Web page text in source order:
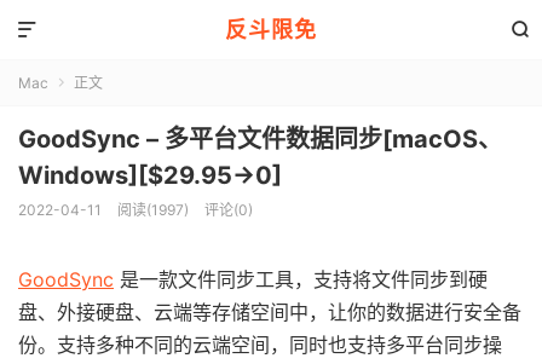
反斗限免 

Mac  正文
GoodSync – 多平台文件数据同步[macOS、
Windows][$29.95→0]
2022-04-11 阅读(1997) 评论(0)
GoodSync 是一款文件同步工具，支持将文件同步到硬
盘、外接硬盘、云端等存储空间中，让你的数据进行安全备
份。支持多种不同的云端空间，同时也支持多平台同步操